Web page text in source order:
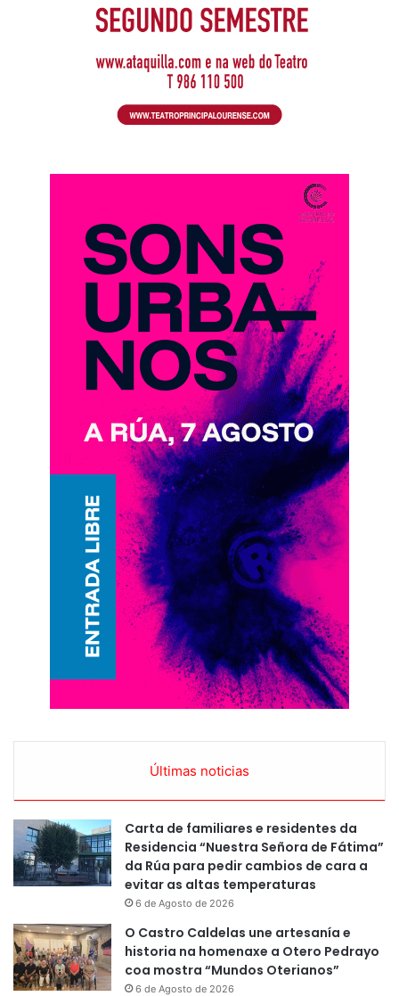
Últimas noticias
Carta de familiares e residentes da
Residencia “Nuestra Señora de Fátima”
da Rúa para pedir cambios de cara a
evitar as altas temperaturas
6 de Agosto de 2026
O Castro Caldelas une artesanía e
historia na homenaxe a Otero Pedrayo
coa mostra “Mundos Oterianos”
6 de Agosto de 2026